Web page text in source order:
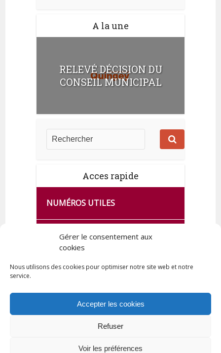
Gérer le consentement aux
cookies
Nous utilisons des cookies pour optimiser notre site web et notre
service.
Accepter les cookies
Refuser
Voir les préférences
A la une
RELEVÉ DÉCISION DU
CONSEIL MUNICIPAL
Acces rapide
NUMÉROS UTILES
CA SE PASSE À FRANCE SERVICES
DE QUINGEY
Tous droits réservés © 2023 Commune de Quingey / Création -